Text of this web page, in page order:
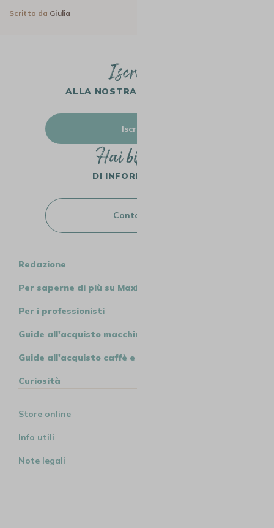
Scritto da Giulia
Iscriviti
ALLA NOSTRA NEWSLETTER
Iscriviti
Hai bisogno
DI INFORMAZIONI?
Contattaci
Redazione
Per saperne di più su MaxiCoffee
Per i professionisti
Guide all'acquisto macchine
Guide all'acquisto caffè e tè
Curiosità
Store online
Info utili
Note legali